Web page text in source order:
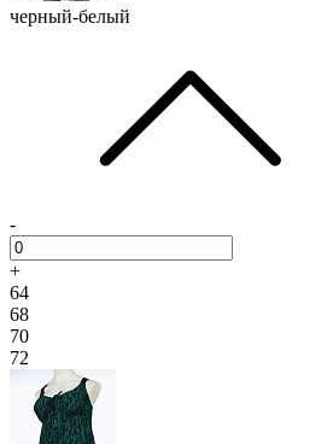
черный-белый
-
+
64
68
70
72